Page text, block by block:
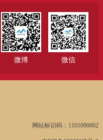
微博 微信
网站标识码：1101090002